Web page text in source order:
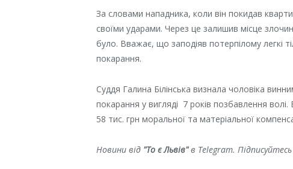
За словами нападника, коли він покидав
своїми ударами. Через це залишив місце
було. Вважає, що заподіяв потерпілому легкі
покарання.
Суддя Галина Білінська визнала чоловіка
покарання у вигляді 7 років позбавлення
58 тис. грн моральної та матеріальної
Новини від "То є Львів"в Telegram.